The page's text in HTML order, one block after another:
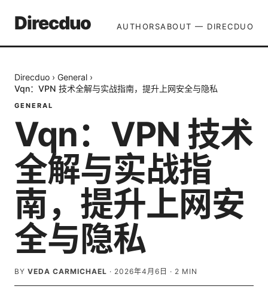
Direcduo AUTHORSABOUT — DIRECDUO
Direcduo › General ›
Vqn：VPN 技术全解与实战指南，提升上网安全与隐私
GENERAL
Vqn：VPN 技术
全解与实战指
南，提升上网安
全与隐私
BY VEDA CARMICHAEL · 2026年4月6日 · 2 MIN